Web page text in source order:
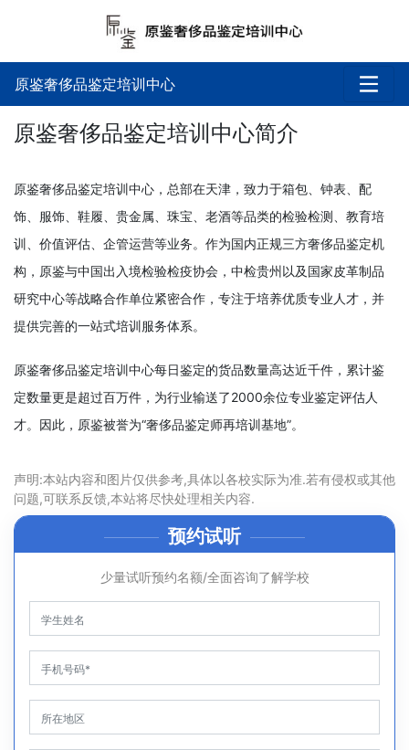
原鉴奢侈品鉴定培训中心
原鉴奢侈品鉴定培训中心简介
原鉴奢侈品鉴定培训中心，总部在天津，致力于箱包、钟表、配
饰、服饰、鞋履、贵金属、珠宝、老酒等品类的检验检测、教育培
训、价值评估、企管运营等业务。作为国内正规三方奢侈品鉴定机
构，原鉴与中国出入境检验检疫协会，中检贵州以及国家皮革制品
研究中心等战略合作单位紧密合作，专注于培养优质专业人才，并
提供完善的一站式培训服务体系。
原鉴奢侈品鉴定培训中心每日鉴定的货品数量高达近千件，累计鉴
定数量更是超过百万件，为行业输送了2000余位专业鉴定评估人
才。因此，原鉴被誉为“奢侈品鉴定师再培训基地”。
声明:本站内容和图片仅供参考,具体以各校实际为准.若有侵权或其他
问题,可联系反馈,本站将尽快处理相关内容.
预约试听
少量试听预约名额/全面咨询了解学校